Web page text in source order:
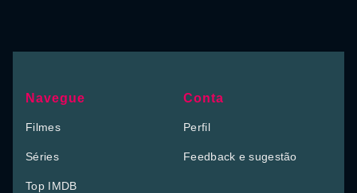
Navegue
Filmes
Séries
Top IMDB
Conta
Perfil
Feedback e sugestão